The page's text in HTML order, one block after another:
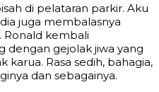
di pelataran parkir. Aku
juga membalasnya
kembali
dengan gejolak jiwa yang
Rasa sedih, bahagia,
dan sebagainya.